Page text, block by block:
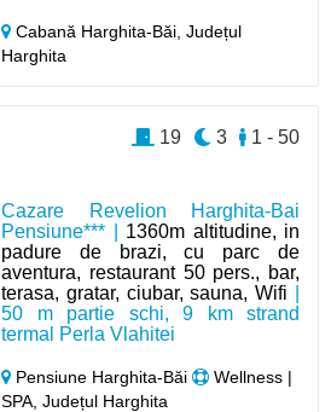
Cabană Harghita-Băi,Județul
Harghita
Cazare Revelion Harghita-Bai
Pensiune*** | 1360m altitudine, in
padure de brazi, cu parc de
aventura, restaurant 50 pers., bar,
terasa, gratar, ciubar, sauna, Wifi
50 m partie schi, 9 km strand
termal Perla Vlahitei
Pensiune Harghita-Băi
Wellness |
SPA, Județul Harghita
1 - 50
3
19